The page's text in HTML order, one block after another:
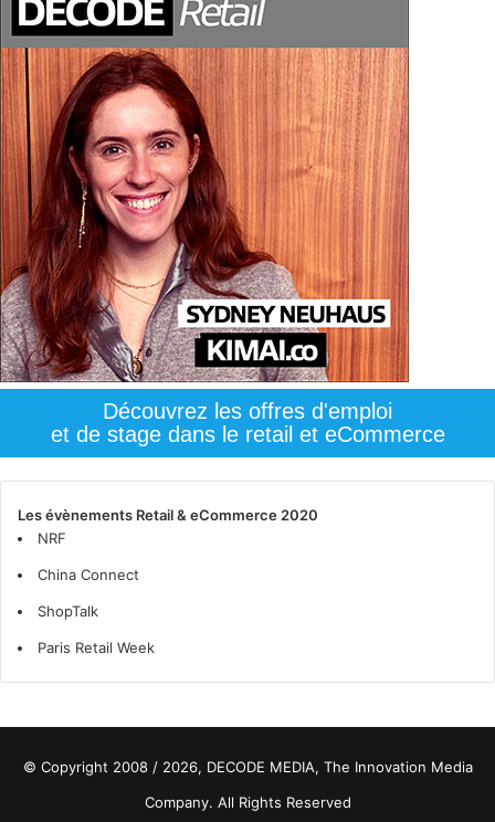
Découvrez les offres d'emploi
et de stage dans le retail et eCommerce
Les évènements Retail & eCommerce 2020
NRF
China Connect
ShopTalk
Paris Retail Week
© Copyright 2008 / 2026, DECODE MEDIA, The Innovation Media
Company. All Rights Reserved